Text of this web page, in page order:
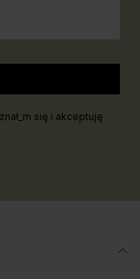
się i akceptuję